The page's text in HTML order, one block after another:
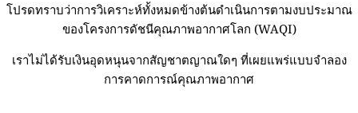
โปรดทราบว่าการวิเคราะห์ทั้งหมดข้างต้นดำเนินการตามงบประมาณ
ของโครงการดัชนีคุณภาพอากาศโลก (WAQI)
เราไม่ได้รับเงินอุดหนุนจากสัญชาตญาณใดๆ ที่เผยแพร่แบบจำลอง
การคาดการณ์คุณภาพอากาศ